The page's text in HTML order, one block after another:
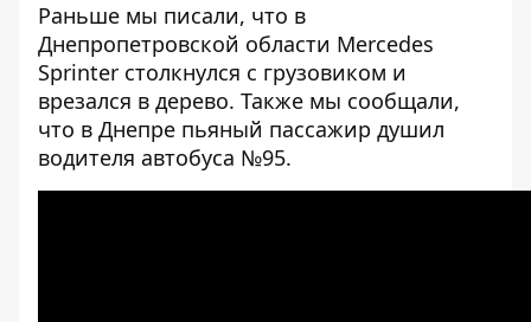
Раньше мы писали, что в
Днепропетровской области Mercedes
Sprinter столкнулся с грузовиком и
врезался в дерево. Также мы сообщали,
что в Днепре пьяный пассажир душил
водителя автобуса №95.